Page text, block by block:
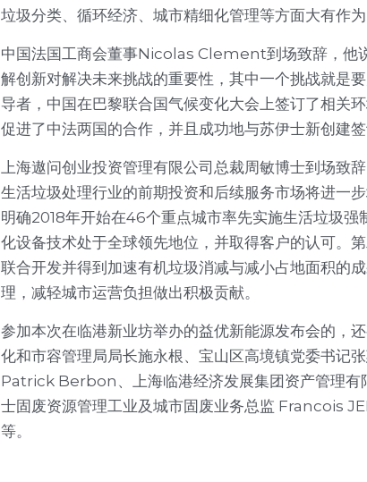
垃圾分类、循环经济、城市精细化管理等方面大有作
中国法国工商会董事Nicolas Clement到场致辞，他
解创新对解决未来挑战的重要性，其中一个挑战就是
导者，中国在巴黎联合国气候变化大会上签订了相关
促进了中法两国的合作，并且成功地与苏伊士新创建
上海遨问创业投资管理有限公司总裁周敏博士到场致
生活垃圾处理行业的前期投资和后续服务市场将进一
明确2018年开始在46个重点城市率先实施生活垃圾
化设备技术处于全球领先地位，并取得客户的认可。
联合开发并得到加速有机垃圾消减与减小占地面积的
理，减轻城市运营负担做出积极贡献。
参加本次在临港新业坊举办的益优新能源发布会的，
化和市容管理局局长施永根、宝山区高境镇党委书记
Patrick Berbon、上海临港经济发展集团资产管理有
士固废资源管理工业及城市固废业务总监 Francois
等。